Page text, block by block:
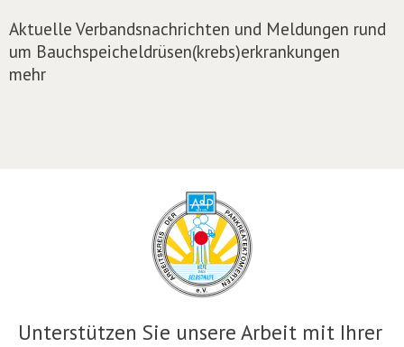
Aktuelle Verbandsnachrichten und Meldungen rund
um Bauchspeicheldrüsen(krebs)erkrankungen
mehr
Unterstützen Sie unsere Arbeit mit Ihrer